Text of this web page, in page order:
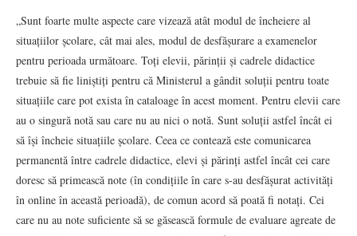
„Sunt foarte multe aspecte care vizează atât modul de încheiere al
situațiilor școlare, cât mai ales, modul de desfășurare a examenelor
pentru perioada următoare. Toți elevii, părinții și cadrele didactice
trebuie să fie liniștiți pentru că Ministerul a gândit soluții pentru toate
situațiile care pot exista în cataloage în acest moment. Pentru elevii care
au o singură notă sau care nu au nici o notă. Sunt soluții astfel încât ei
să își încheie situațiile școlare. Ceea ce contează este comunicarea
permanentă între cadrele didactice, elevi și părinți astfel încât cei care
doresc să primească note (în condițiile în care s-au desfășurat activități
în online în această perioadă), de comun acord să poată fi notați. Cei
care nu au note suficiente să se găsească formule de evaluare agreate de